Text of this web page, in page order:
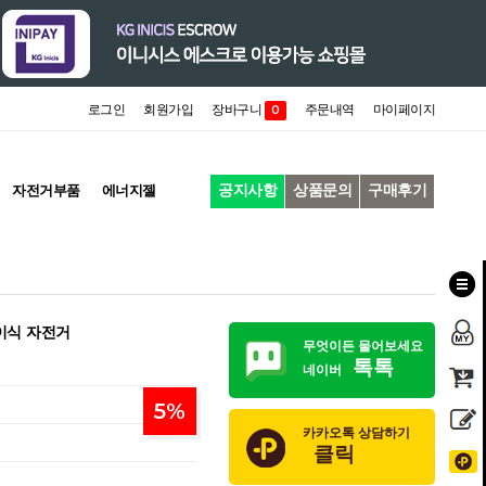
로그인 회원가입 장바구니 0 주문내역 마이페이지
자전거부품 에너지젤 공지사항 상품문의 구매후기
자전거
5%
무엇이든 물어보세요
네이버
톡톡
카카오톡 상담하기
클릭